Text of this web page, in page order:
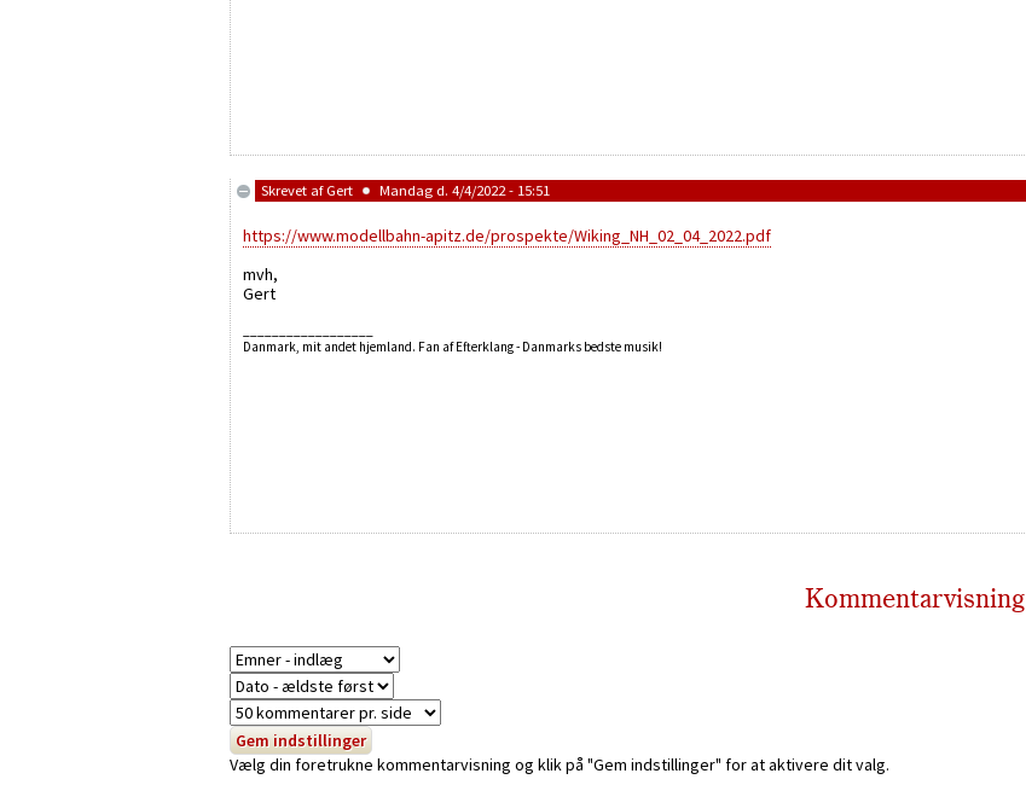
Skrevet af Gert Mandag d. 4/4/2022 - 15:51
https://www.modellbahn-apitz.de/prospekte/Wiking_NH_02_04_2022.pdf
mvh,
Gert
Danmark, mit andet hjemland. Fan af Efterklang - Danmarks bedste musik!
Kommentarvisning
Vælg din foretrukne kommentarvisning og klik på "Gem indstillinger" for at aktivere dit valg.